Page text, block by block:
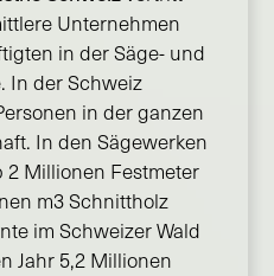
Unternehmen
in der Säge- und
In der Schweiz
in der ganzen
In den Sägewerken
Millionen Festmeter
m3 Schnittholz
im Schweizer Wald
Jahr 5,2 Millionen